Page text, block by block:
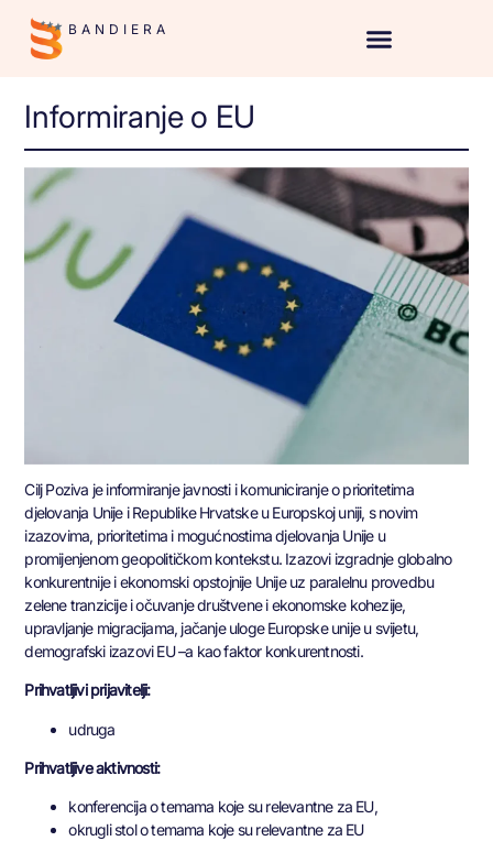
BANDIERA
Informiranje o EU
Cilj Poziva je informiranje javnosti i komuniciranje o prioritetima
djelovanja Unije i Republike Hrvatske u Europskoj uniji, s novim
izazovima, prioritetima i mogućnostima djelovanja Unije u
promijenjenom geopolitičkom kontekstu. Izazovi izgradnje globalno
konkurentnije i ekonomski opstojnije Unije uz paralelnu provedbu
zelene tranzicije i očuvanje društvene i ekonomske kohezije,
upravljanje migracijama, jačanje uloge Europske unije u svijetu,
demografski izazovi EU –a kao faktor konkurentnosti.
Prihvatljivi prijavitelji:
udruga
Prihvatljive aktivnosti:
konferencija o temama koje su relevantne za EU,
okrugli stol o temama koje su relevantne za EU